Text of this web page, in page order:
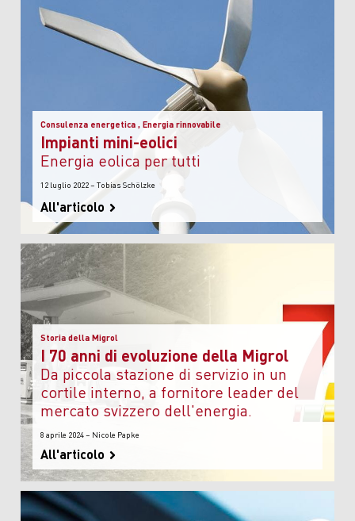
Consulenza energetica , Energia rinnovabile
Impianti mini-eolici
energia eolica per tutti
12 luglio 2022 – Tobias Schölzke
All'articolo
Storia della Migrol
I 70 anni di evoluzione della Migrol
da piccola stazione di servizio in un
cortile interno, a fornitore leader del
mercato svizzero dell'energia.
8 aprile 2024 – Nicole Papke
All'articolo